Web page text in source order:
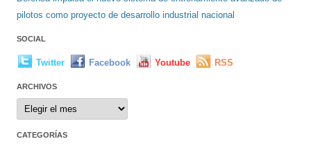
pilotos como proyecto de desarrollo industrial nacional
SOCIAL
Twitter Facebook Youtube RSS
ARCHIVOS
Archivos
CATEGORÍAS